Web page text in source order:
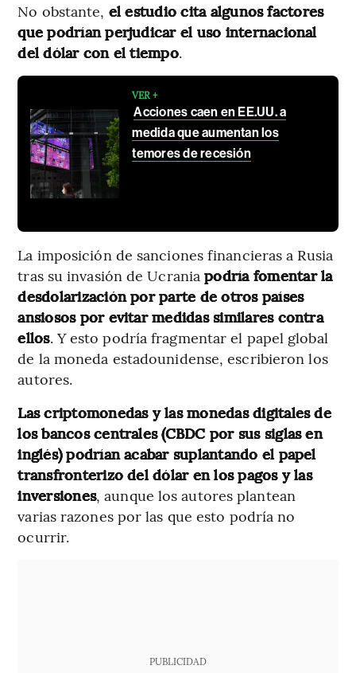
No obstante, el estudio cita algunos factores
que podrían perjudicar el uso internacional
del dólar con el tiempo.
VER +
Acciones caen en EE.UU. a
medida que aumentan los
temores de recesión
La imposición de sanciones financieras a Rusia
tras su invasión de Ucraniapodría fomentar la
desdolarización por parte de otros países
ansiosos por evitar medidas similares contra
ellos. Y esto podría fragmentar el papel global
de la moneda estadounidense, escribieron los
autores.
Las criptomonedas y las monedas digitales de
los bancos centrales (CBDC por sus siglas en
inglés) podrían acabar suplantando el papel
transfronterizo del dólar en los pagos y las
inversiones, aunque los autores plantean
varias razones por las que esto podría no
ocurrir.
PUBLICIDAD